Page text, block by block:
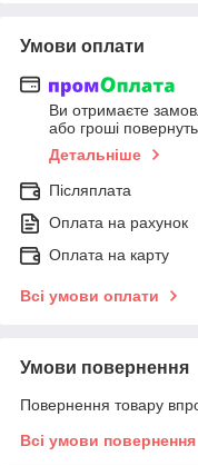
Умови оплати
Ви отримаєте
або гроші
Детальніше
Післяплата
Оплата на рахунок
Оплата на карту
Всі умови оплати
Умови повернення
Повернення товару
Всі умови повернення